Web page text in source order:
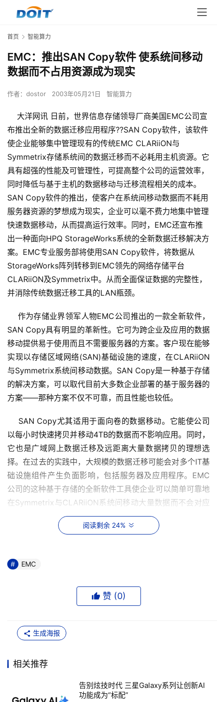
首页 智能算力
EMC：推出SAN Copy软件 使系统间移动
数据而不占用资源成为现实
作者： dostor 2003年05月21日 智能算力
大洋网讯 日前，世界信息存储领导厂商美国EMC公司宣
布推出全新的数据迁移应用程序??SAN Copy软件，该软件
使企业能够集中管理现有的传统EMC CLARiiON与
Symmetrix存储系统间的数据迁移而不必耗用主机资源。它
具有超强的性能及可管理性，可提高整个公司的运营效率，
同时降低与基于主机的数据移动与迁移流程相关的成本。
SAN Copy软件的推出，使客户在系统间移动数据而不耗用
服务器资源的梦想成为现实，企业可以毫不费力地集中管理
快速数据移动，从而提高运行效率。同时，EMC还宣布推
出一种面向HPQ StorageWorks系统的全新数据迁移解决方
案。EMC专业服务部将使用SAN Copy软件，将数据从
StorageWorks阵列转移到EMC领先的网络存储平台
CLARiiON及Symmetrix中。从而全面保证数据的完整性，
并消除传统数据迁移工具的LAN瓶颈。
作为存储业界领军人物EMC公司推出的一款全新软件，
SAN Copy具有明显的革新性。它可为跨企业及应用的数据
移动提供易于使用而且不需要服务器的方案。客户现在能够
实现以存储区域网络(SAN)基础设施的速度，在CLARiiON
与Symmetrix系统间移动数据。SAN Copy是一种基于存储
的解决方案，可以取代目前大多数企业部署的基于服务器的
方案――那种方案不仅不可靠，而且性能也较低。
SAN Copy尤其适用于面向卷的数据移动。它能使公司
以每小时快速拷贝并移动4TB的数据而不影响应用。同时，
它也是广域网上数据迁移及远距离大量数据拷贝的理想选
择。在过去的实践中，大规模的数据迁移可能会对多个IT基
础设施组件产生负面影响，包括服务器及应用程序。EMC
公司的这种基于存储的全新软件工具使企业可以简单可靠地
在Symmetrix与CLARiiON系统间移动大量数据而不会对应
用服务器产生任何负面影响。EMC的SAN Copy(tm)技术
可为企业节省大量时间和金钱。
移应用全面集成，并且可保证在整个数据移动过程中都处于
源卷来避免对生产活动可能造成的影响。SAN Copy同时支
持CLARiiON CX和FC系列系统，以及Symmetrix DMX和
Nishan存储交换机，其他供应商的交换机合格认证工作也
阅读剩余 24%
本文来源于DOIT传媒，文章内容仅供参考，不构成投资建议。
EMC
赞 (0)
生成海报
相关推荐
告别炫技时代 三星Galaxy系列让创新AI
功能成为“标配”